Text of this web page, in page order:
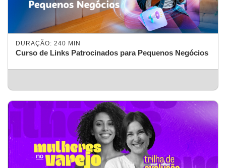
DURAÇÃO: 240 MIN
Curso de Links Patrocinados para Pequenos Negócios